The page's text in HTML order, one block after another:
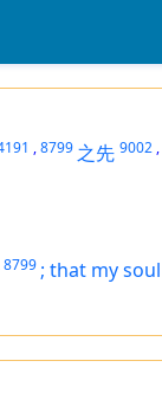
,8799 之先 9002 ,
8799 ; that my soul